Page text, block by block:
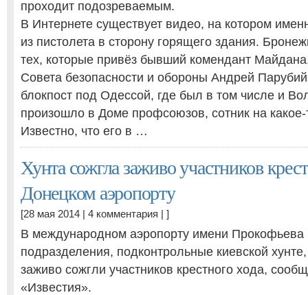
проходит подозреваемым.
В Интернете существует видео, на котором
из пистолета в сторону горящего здания.
тех, которые привёз бывший комендант
Совета безопасности и обороны Андрей
блокпост под Одессой, где был в том числе и
произошло в Доме профсоюзов, сотник на
Известно, что его в …
Хунта сожгла заживо участников
Донецком аэропорту
[28 мая 2014 | 4 комментария | ]
В международном аэропорту имени Прокофьева
подразделения, подконтрольные киевской
заживо сожгли участников крестного хода,
«Известия».